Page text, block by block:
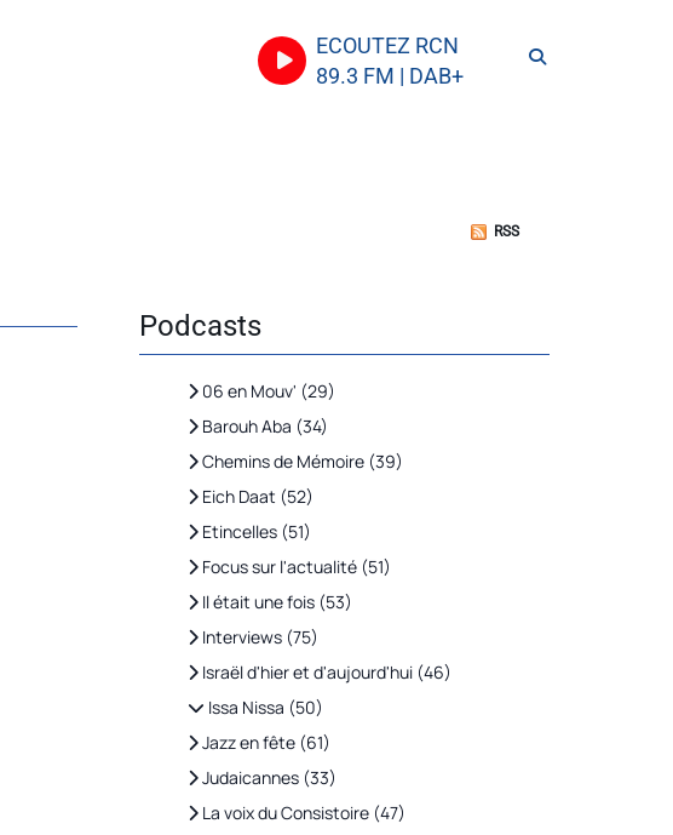
ECOUTEZ RCN
89.3 FM | DAB+
RSS
Podcasts
06 en Mouv' (29)
Barouh Aba (34)
Chemins de Mémoire (39)
Eich Daat (52)
Etincelles (51)
Focus sur l'actualité (51)
Il était une fois (53)
Interviews (75)
Israël d'hier et d'aujourd'hui (46)
Issa Nissa (50)
Jazz en fête (61)
Judaicannes (33)
La voix du Consistoire (47)